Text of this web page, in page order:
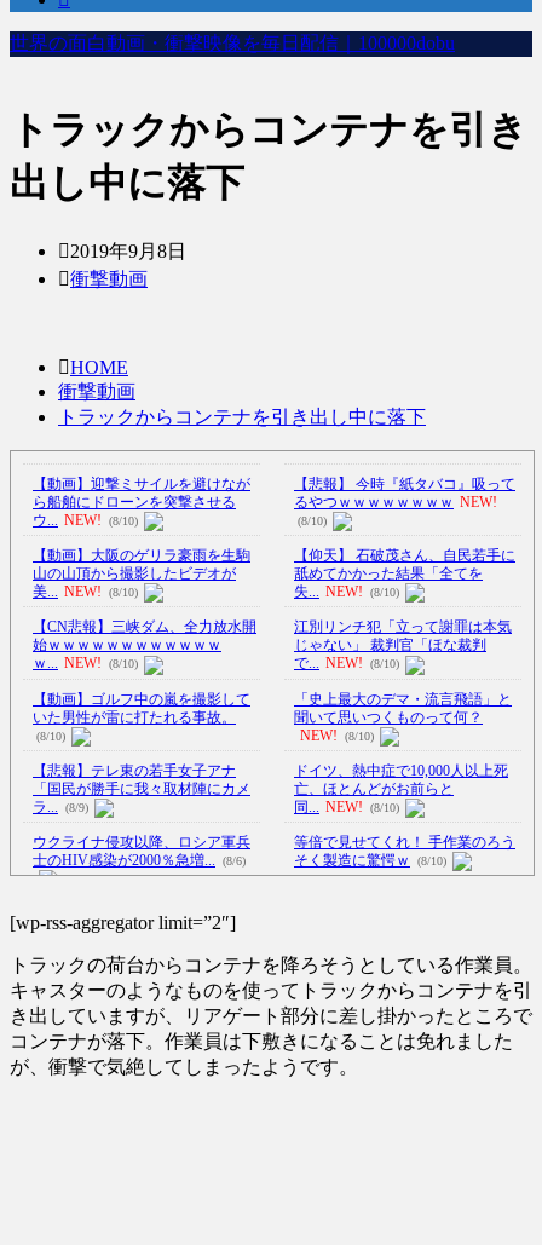
世界の面白動画・衝撃映像を毎日配信｜100000dobu
トラックからコンテナを引き
出し中に落下
2019年9月8日
衝撃動画
HOME
衝撃動画
トラックからコンテナを引き出し中に落下
【動画】迎撃ミサイルを避けなが
ら船舶にドローンを突撃させる
ウ...
NEW! (8/10)
【動画】大阪のゲリラ豪雨を生駒
山の山頂から撮影したビデオが
美... NEW! (8/10)
【CN悲報】三峡ダム、全力放水開
始ｗｗｗｗｗｗｗｗｗｗｗｗ
ｗ... NEW! (8/10)
【動画】ゴルフ中の嵐を撮影して
いた男性が雷に打たれる事故。
(8/10)
【悲報】テレ東の若手女子アナ
「国民が勝手に我々取材陣にカメ
ラ...
(8/9)
ウクライナ侵攻以降、ロシア軍兵
士のHIV感染が2000％急増...
(8/6)
李在明大統領、日本原爆投下80周
年…「平和の価値をより堅固に...
【悲報】強者男性さん「30超えて
デートの練習とかしてる奴な
ん... NEW! (8/10)
日本発「スター・ウォーズ」長編
アニメシリーズにファン興奮…
【悲報】 今時『紙タバコ』吸って
るやつｗｗｗｗｗｗｗｗ NEW!
(8/10)
【仰天】 石破茂さん、自民若手に
舐めてかかった結果「全てを
失... NEW! (8/10)
江別リンチ犯「立って謝罪は本気
じゃない」 裁判官「ほな裁判
で... NEW! (8/10)
「史上最大のデマ・流言飛語」と
聞いて思いつくものって何？
NEW!
(8/10)
ドイツ、熱中症で10,000人以上死
亡、ほとんどがお前らと
同...
NEW! (8/10)
等倍で見せてくれ！ 手作業のろう
そく製造に驚愕ｗ
(8/10)
【Xの車窓から】整備士が2度見す
る現場猫案件 ほか (7/31)
ハードオフに売っていた4万4000円
のフィギュアがヤバすぎる...
(5/20)
[wp-rss-aggregator limit=”2″]
トラックの荷台からコンテナを降ろそうとしている作業員。
キャスターのようなものを使ってトラックからコンテナを引
き出していますが、リアゲート部分に差し掛かったところで
コンテナが落下。作業員は下敷きになることは免れました
が、衝撃で気絶してしまったようです。